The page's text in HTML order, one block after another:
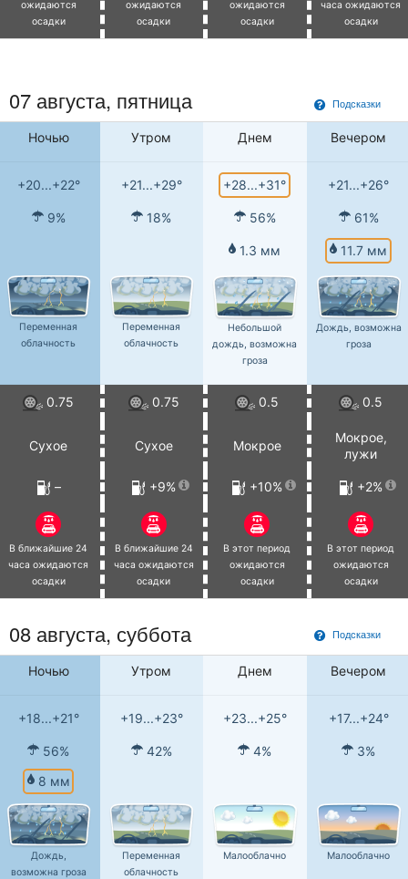
ожидаются
осадки
ожидаются
осадки
ожидаются
осадки
часа ожидаются
осадки
Подсказки
07 августа, пятница
Ночью Утром Днем Вечером
+20...+22° +21...+29° +28...+31° +21...+26°
9% 18% 56% 61%
1.3 мм 11.7 мм
Переменная
облачность
Переменная
облачность
Небольшой
дождь, возможна
гроза
Дождь, возможна
гроза
0.75 0.75 0.5 0.5
Сухое Сухое Мокрое
Мокрое,
лужи
– +9% +10% +2%
В ближайшие 24
часа ожидаются
осадки
В ближайшие 24
часа ожидаются
осадки
В этот период
ожидаются
осадки
В этот период
ожидаются
осадки
Подсказки
08 августа, суббота
Ночью Утром Днем Вечером
+18...+21° +19...+23° +23...+25° +17...+24°
56% 42% 4%
3%
8 мм
Дождь,
возможна гроза
Переменная
облачность
Малооблачно Малооблачно